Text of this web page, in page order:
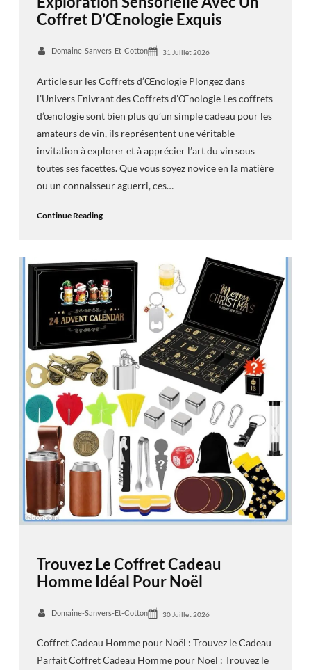
Coffret D’Œnologie Exquis
Domaine-Sanvers-Et-Cotton 31 Juillet 2026
Article sur les Coffrets d’Œnologie Plongez dans
l’Univers Enivrant des Coffrets d’Œnologie Les coffrets
d’œnologie sont bien plus qu’un simple cadeau pour les
amateurs de vin, ils représentent une véritable
invitation à explorer et à apprécier l’art du vin sous
toutes ses facettes. Que vous soyez novice en la matière
ou un connaisseur aguerri, ces…
Continue Reading
Trouvez Le Coffret Cadeau
Homme Idéal Pour Noël
Domaine-Sanvers-Et-Cotton 30 Juillet 2026
Coffret Cadeau Homme pour Noël : Trouvez le Cadeau
Parfait Coffret Cadeau Homme pour Noël : Trouvez le